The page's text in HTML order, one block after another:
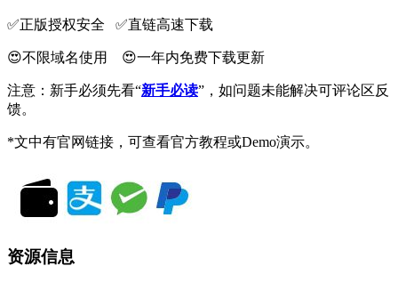
✅️正版授权安全 ✅️直链高速下载
😍不限域名使用 😍一年内免费下载更新
注意：新手必须先看“新手必读”，如问题未能解决可评论区反
馈。
*文中有官网链接，可查看官方教程或Demo演示。
资源信息